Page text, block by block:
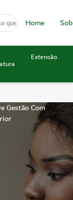
Home
Extensão
Gestão Com